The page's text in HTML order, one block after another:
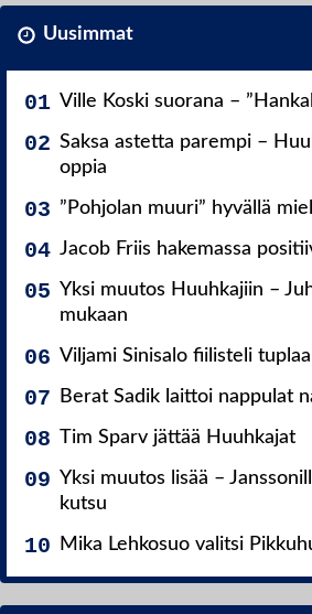
Uusimmat
Ville Koski suorana –
Saksa astetta parempi –
oppia
”Pohjolan muuri” hyvällä
Jacob Friis hakemassa
Yksi muutos Huuhkajiin –
mukaan
Viljami Sinisalo fiilisteli tuplaa
Berat Sadik laittoi nappulat
Tim Sparv jättää Huuhkajat
Yksi muutos lisää –
kutsu
Mika Lehkosuo valitsi